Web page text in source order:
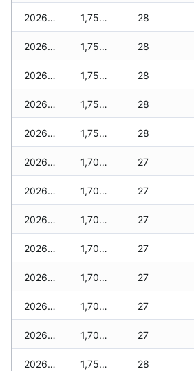
2026-04-28 1,755 zł 28
2026-04-27 1,755 zł 28
2026-04-26 1,755 zł 28
2026-04-25 1,755 zł 28
2026-04-24 1,755 zł 28
2026-04-23 1,700 zł 27
2026-04-22 1,700 zł 27
2026-04-21 1,700 zł 27
2026-04-20 1,700 zł 27
2026-04-19 1,700 zł 27
2026-04-18 1,700 zł 27
2026-04-17 1,700 zł 27
2026-04-16 1,755 zł 28